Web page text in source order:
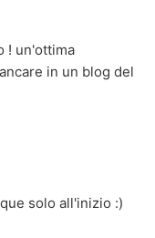
! un'ottima
in un blog del
solo all'inizio :)